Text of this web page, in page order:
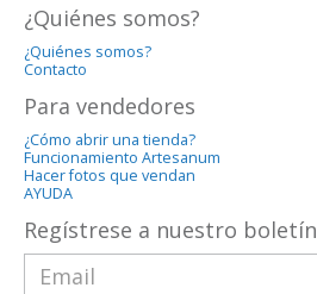
¿Quiénes somos?
¿Quiénes somos?
Contacto
Para vendedores
¿Cómo abrir una tienda?
Funcionamiento Artesanum
Hacer fotos que vendan
AYUDA
Regístrese a nuestro boletín